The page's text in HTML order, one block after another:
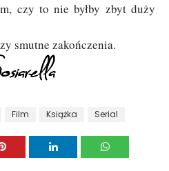
czy to nie byłby zbyt duży
smutne zakończenia.
Film Książka Serial